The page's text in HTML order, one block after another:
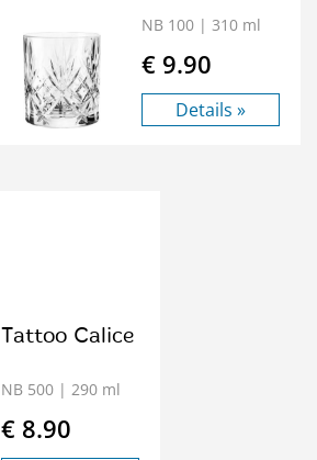
NB 100 | 310 ml
€ 9.90
Details »
Tattoo Calice
NB 500 | 290 ml
€ 8.90